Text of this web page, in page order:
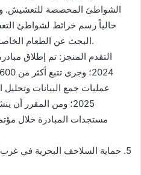
الشواطئ المخصصة للتعشيش.
حالياً رسم خرائط لشواطئ
البحث عن الطعام الخاصة بأهم تجمعات السلاحف البحرية.
عمليات جمع البيانات وتحليل
2025؛ ومن المقرر
مستجدات المبادرة خلال
5. حماية السلاحف البحرية في غرب المحيط الأطلسي